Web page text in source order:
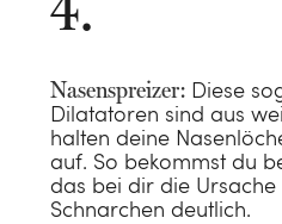
Nasenspreizer: Diese
Dilatatoren sind aus
halten deine
auf. So bekommst du
das bei dir die
Schnarchen deutlich.